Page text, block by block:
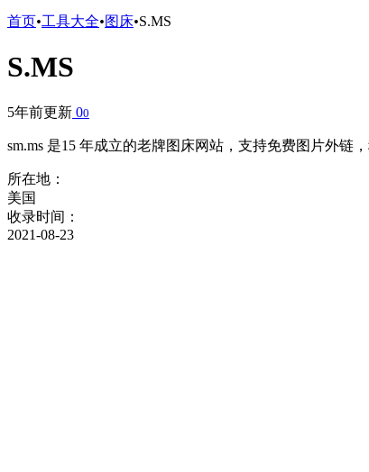
首页•工具大全•图床•S.MS
S.MS
5年前更新 00
sm.ms 是15 年成立的老牌图床网站，支持免费图片外链
所在地：
美国
收录时间：
2021-08-23